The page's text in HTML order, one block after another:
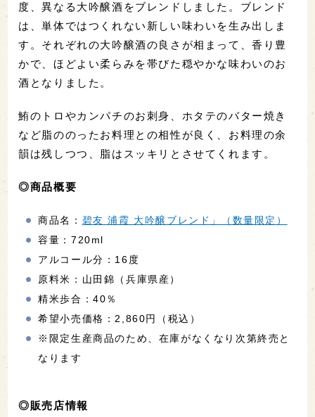
度、異なる大吟醸酒をブレンドしました。ブレンド
は、単体ではつくれない新しい味わいを生み出しま
す。それぞれの大吟醸酒の良さが相まって、香り豊
かで、ほどよい柔らみを帯びた穏やかな味わいのお
酒となりました。
鮪のトロやカンパチのお刺身、ホタテのバター焼き
など脂ののったお料理との相性が良く、お料理の余
韻は残しつつ、脂はスッキリとさせてくれます。
◎商品概要
商品名： 碧友 浦霞 大吟醸ブレンド」（数量限定）
容量：720ml
アルコール分：16度
原料米：山田錦（兵庫県産）
精米歩合：40％
希望小売価格：2,860円（税込）
※限定生産商品のため、在庫がなくなり次第終売と
なります
◎販売店情報